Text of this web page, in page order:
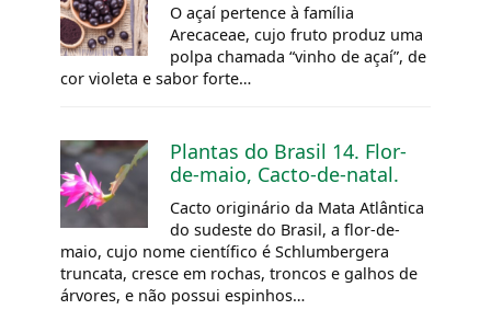
O açaí pertence à família
Arecaceae, cujo fruto produz uma
polpa chamada “vinho de açaí”, de
cor violeta e sabor forte…
Plantas do Brasil 14. Flor-
de-maio, Cacto-de-natal.
Cacto originário da Mata Atlântica
do sudeste do Brasil, a flor-de-
maio, cujo nome científico é Schlumbergera
truncata, cresce em rochas, troncos e galhos de
árvores, e não possui espinhos…